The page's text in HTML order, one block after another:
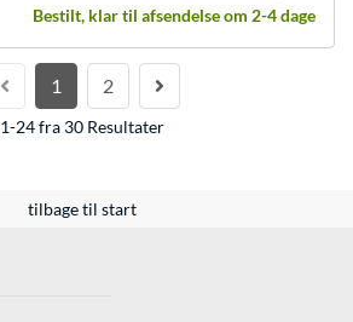
Bestilt, klar til afsendelse om 2-4 dage
1 2
1-24 fra 30 Resultater
tilbage til start